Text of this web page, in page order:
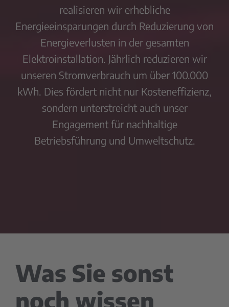
realisieren wir erhebliche
Energieeinsparungen durch Reduzierung von
Energieverlusten in der gesamten
Elektroinstallation. Jährlich reduzieren wir
unseren Stromverbrauch um über 100.000
kWh. Dies fördert nicht nur Kosteneffizienz,
sondern unterstreicht auch unser
Engagement für nachhaltige
Betriebsführung und Umweltschutz.
Was Sie sonst
noch wissen